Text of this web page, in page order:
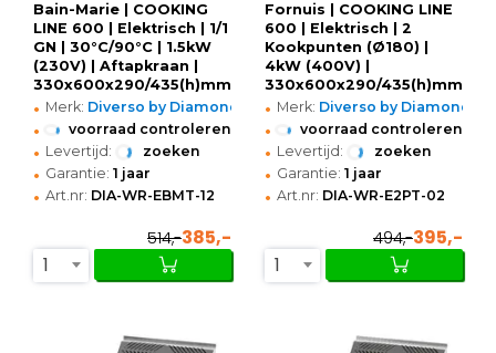
Bain-Marie | COOKING
LINE 600 | Elektrisch | 1/1
GN | 30°C/90°C | 1.5kW
(230V) | Aftapkraan |
330x600x290/435(h)mm
• Merk: Diverso by Diamond
• voorraad controleren
• Levertijd: zoeken
• Garantie: 1 jaar
• Art.nr: DIA-WR-EBMT-12
514,-385,-
1
Fornuis | COOKING LINE
600 | Elektrisch | 2
Kookpunten (Ø180) |
4kW (400V) |
330x600x290/435(h)mm
• Merk: Diverso by Diamond
• voorraad controleren
• Levertijd: zoeken
• Garantie: 1 jaar
• Art.nr: DIA-WR-E2PT-02
494,-395,-
1